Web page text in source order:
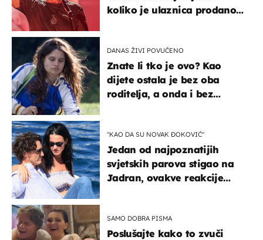
koliko je ulaznica prodano
DANAS ŽIVI POVUČENO
Znate li tko je ovo? Kao
dijete ostala je bez oba
roditelja, a onda i bez
"KAO DA SU NOVAK ĐOKOVIĆ"
Jedan od najpoznatijih
svjetskih parova stigao na
Jadran, ovakve reakcije
SAMO DOBRA PISMA
Poslušajte kako to zvuči